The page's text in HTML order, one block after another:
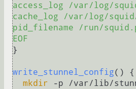
access_log /var/log/
cache_log /var/log/
pid_filename /run/
EOF
}
write_stunnel_config() {
mkdir -p /var/lib/